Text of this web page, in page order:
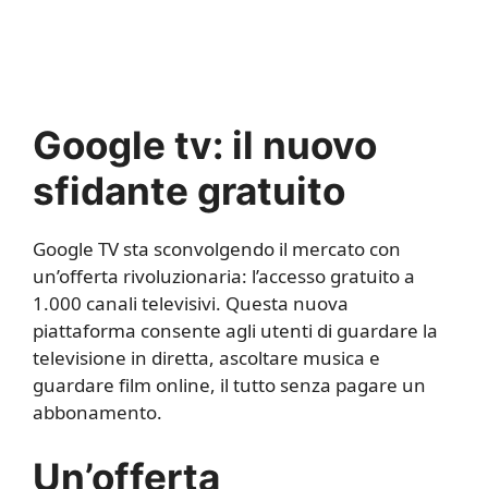
Google tv: il nuovo
sfidante gratuito
Google TV sta sconvolgendo il mercato con
un’offerta rivoluzionaria: l’accesso gratuito a
1.000 canali televisivi. Questa nuova
piattaforma consente agli utenti di guardare la
televisione in diretta, ascoltare musica e
guardare film online, il tutto senza pagare un
abbonamento.
Un’offerta